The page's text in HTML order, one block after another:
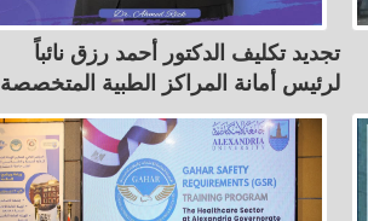
تجديد تكليف الدكتور أحمد رزق نائباً
لرئيس أمانة المراكز الطبية المتخصصة